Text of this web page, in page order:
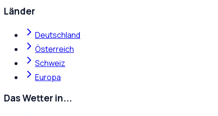
Länder
Deutschland
Österreich
Schweiz
Europa
Das Wetter in...